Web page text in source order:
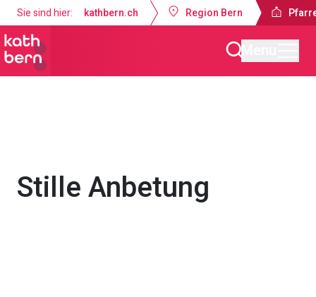
Sie sind hier: kathbern.ch Region Bern
Stille Anbetung